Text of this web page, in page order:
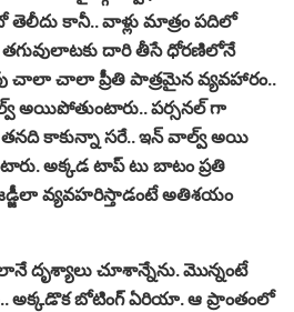
కానీ.. వాళ్లు మాత్రం ప‌దిలో
దారి తీసే ధోర‌ణిలోనే
చాలా చాలా ప్రీతి పాత్ర‌మైన వ్య‌వ‌హారం..
అయిపోతుంటారు.. ప‌ర్స‌న‌ల్ గా
త‌న‌ది కాకున్నా స‌రే.. ఇన్ వాల్వ్ అయి
అక్క‌డ టాప్ టు బాటం ప్ర‌తి
జ‌డ్జీలా వ్య‌వ‌హ‌రిస్తాడంటే అతిశ‌యం
దృశ్యాలు చూశాన్నేను. మొన్నంటే
అక్క‌డొక బోటింగ్ ఏరియా. ఆ ప్రాంతంలో